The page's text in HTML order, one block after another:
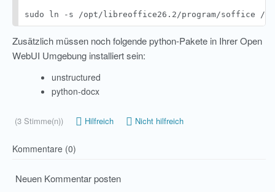
sudo ln -s /opt/libreoffice26.2/program/soffice /
Zusätzlich müssen noch folgende python-Pakete in Ihrer Open
WebUI Umgebung installiert sein:
unstructured
python-docx
(3 Stimme(n)) Hilfreich Nicht hilfreich
Kommentare (0)
Neuen Kommentar posten